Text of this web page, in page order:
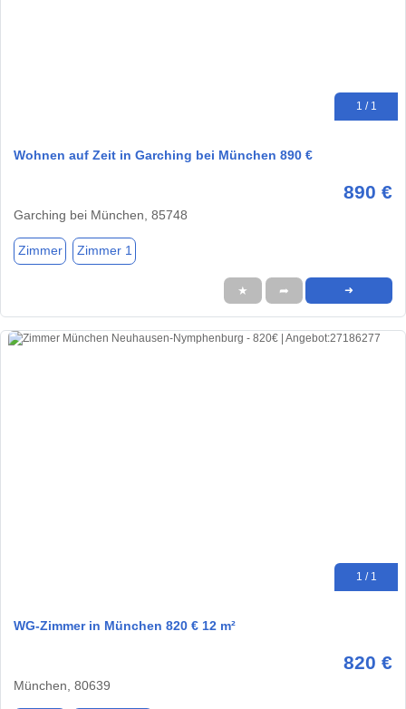
1 / 1
Wohnen auf Zeit in Garching bei München 890 €
890 €
Garching bei München, 85748
Zimmer Zimmer 1
★ ➦ ➜
1 / 1
WG-Zimmer in München 820 € 12 m²
820 €
München, 80639